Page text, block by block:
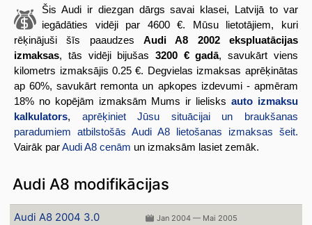
Šis Audi ir diezgan dārgs savai klasei, Latvijā to var
iegādāties vidēji par 4600 €. Mūsu lietotājiem, kuri
rēķinājuši šīs paaudzes Audi A8 2002 ekspluatācijas
izmaksas, tās vidēji bijušas 3200 € gadā, savukārt viens
kilometrs izmaksājis 0.25 €. Degvielas izmaksas aprēķinātas
ap 60%, savukārt remonta un apkopes izdevumi - apmēram
18% no kopējām izmaksām Mums ir lielisks auto izmaksu
kalkulators, aprēķiniet Jūsu situācijai un braukšanas
paradumiem atbilstošās Audi A8 lietošanas izmaksas šeit.
Vairāk parAudi A8 cenām un izmaksām lasiet zemāk.
Audi A8 modifikācijas
Audi A8 2004 3.0
Jan 2004 — Mai 2005